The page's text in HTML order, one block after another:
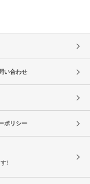
い合わせ
ポリシー
!